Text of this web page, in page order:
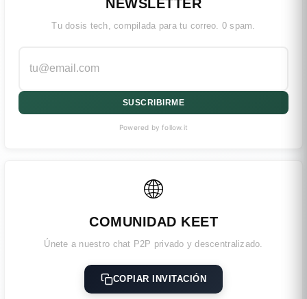
NEWSLETTER
Tu dosis tech, compilada para tu correo. 0 spam.
SUSCRIBIRME
Powered by follow.it
🌐
COMUNIDAD KEET
Únete a nuestro chat P2P privado y descentralizado.
COPIAR INVITACIÓN